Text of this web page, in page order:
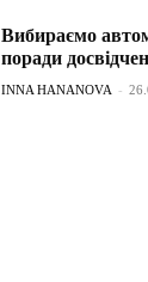
Вибираємо
поради
INNA HANANOVA -